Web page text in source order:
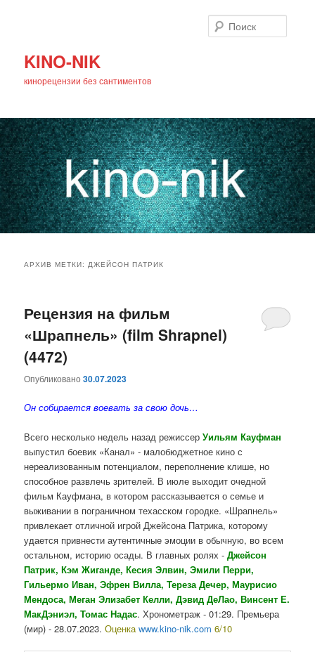
KINO-NIK
кинорецензии без сантиментов
основному
содержимому
дополнительному
содержимому
АРХИВ МЕТКИ:ДЖЕЙСОН ПАТРИК
Рецензия на фильм
«Шрапнель» (film Shrapnel)
(4472)
Опубликовано30.07.2023
Он собирается воевать за свою дочь…
Всего несколько недель назад режиссерУильям Кауфман
выпустил боевик «Канал» - малобюджетное кино с
нереализованным потенциалом, переполнение клише, но
способное развлечь зрителей. В июле выходит очедной
фильм Кауфмана, в котором рассказывается о семье и
выживании в пограничном техасском городке. «Шрапнель»
привлекает отличной игрой Джейсона Патрика, которому
удается привнести аутентичные эмоции в обычную, во всем
остальном, историю осады. В главных ролях -Джейсон
Патрик, Кэм Жиганде, Кесия Элвин, Эмили Перри,
Гильермо Иван, Эфрен Вилла, Тереза Дечер, Маурисио
Мендоса, Меган Элизабет Келли, Дэвид ДеЛао, Винсент Е.
МакДэниэл, Томас Надас. Хронометраж - 01:29. Премьера
(мир) - 28.07.2023.Оценкаwww.kino-nik.com 6/10